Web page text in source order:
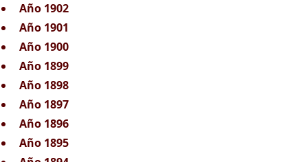
Año 1902
Año 1901
Año 1900
Año 1899
Año 1898
Año 1897
Año 1896
Año 1895